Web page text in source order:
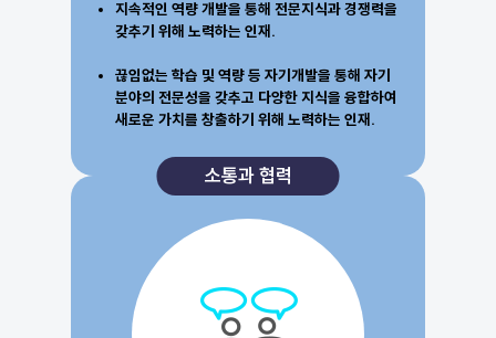
지속적인 역량 개발을 통해 전문지식과 경쟁력을
갖추기 위해 노력하는 인재.
끊임없는 학습 및 역량 등 자기개발을 통해 자기
분야의 전문성을 갖추고 다양한 지식을 융합하여
새로운 가치를 창출하기 위해 노력하는 인재.
소통과 협력